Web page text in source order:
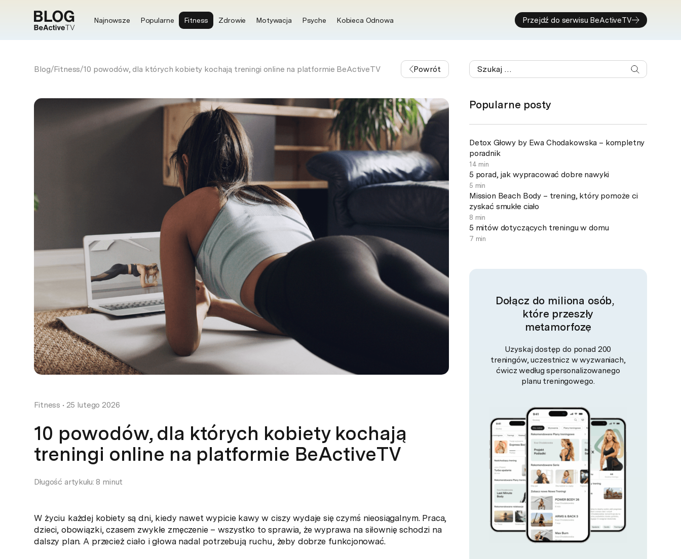
Najnowsze Popularne Fitness Zdrowie Motywacja Psyche Kobieca Odnowa Przejdź do serwisu BeActiveTV
Blog/Fitness/10 powodów, dla których kobiety kochają treningi online na platformie BeActiveTV Powrót
Fitness • 25 lutego 2026
10 powodów, dla których kobiety kochają
treningi online na platformie BeActiveTV
Długość artykułu: 8 minut
W życiu każdej kobiety są dni, kiedy nawet wypicie kawy w ciszy wydaje się czymś nieosiągalnym. Praca,
dzieci, obowiązki, czasem zwykłe zmęczenie – wszystko to sprawia, że wyprawa na siłownię schodzi na
dalszy plan. A przecież ciało i głowa nadal potrzebują ruchu, żeby dobrze funkcjonować.
Popularne posty
Detox Głowy by Ewa Chodakowska – kompletny
poradnik
14 min
5 porad, jak wypracować dobre nawyki
5 min
Mission Beach Body – trening, który pomoże ci
zyskać smukłe ciało
8 min
5 mitów dotyczących treningu w domu
7 min
Dołącz do miliona osób,
które przeszły
metamorfozę
Uzyskaj dostęp do ponad 200
treningów, uczestnicz w wyzwaniach,
ćwicz według spersonalizowanego
planu treningowego.